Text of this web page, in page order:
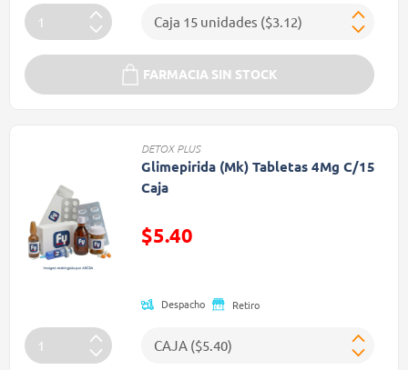
FARMACIA SIN STOCK
DETOX PLUS
Glimepirida (Mk) Tabletas 4Mg C/15
Caja
$5.40
Despacho Retiro